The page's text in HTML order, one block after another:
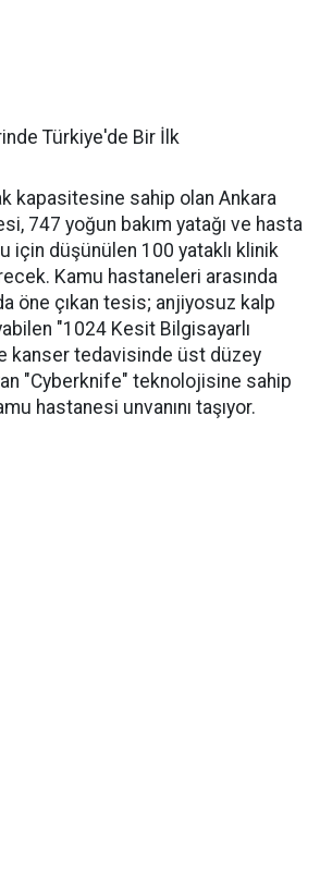
Türkiye'de Bir İlk
kapasitesine sahip olan Ankara
747 yoğun bakım yatağı ve hasta
için düşünülen 100 yataklı klinik
Kamu hastaneleri arasında
öne çıkan tesis; anjiyosuz kalp
"1024 Kesit Bilgisayarlı
kanser tedavisinde üst düzey
"Cyberknife" teknolojisine sahip
hastanesi unvanını taşıyor.